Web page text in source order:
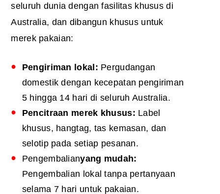
seluruh dunia dengan fasilitas khusus di
Australia, dan dibangun khusus untuk
merek pakaian:
Pengiriman lokal: Pergudangan
domestik dengan kecepatan pengiriman
5 hingga 14 hari di seluruh Australia.
Pencitraan merek khusus: Label
khusus, hangtag, tas kemasan, dan
selotip pada setiap pesanan.
Pengembalianyang mudah:
Pengembalian lokal tanpa pertanyaan
selama 7 hari untuk pakaian.